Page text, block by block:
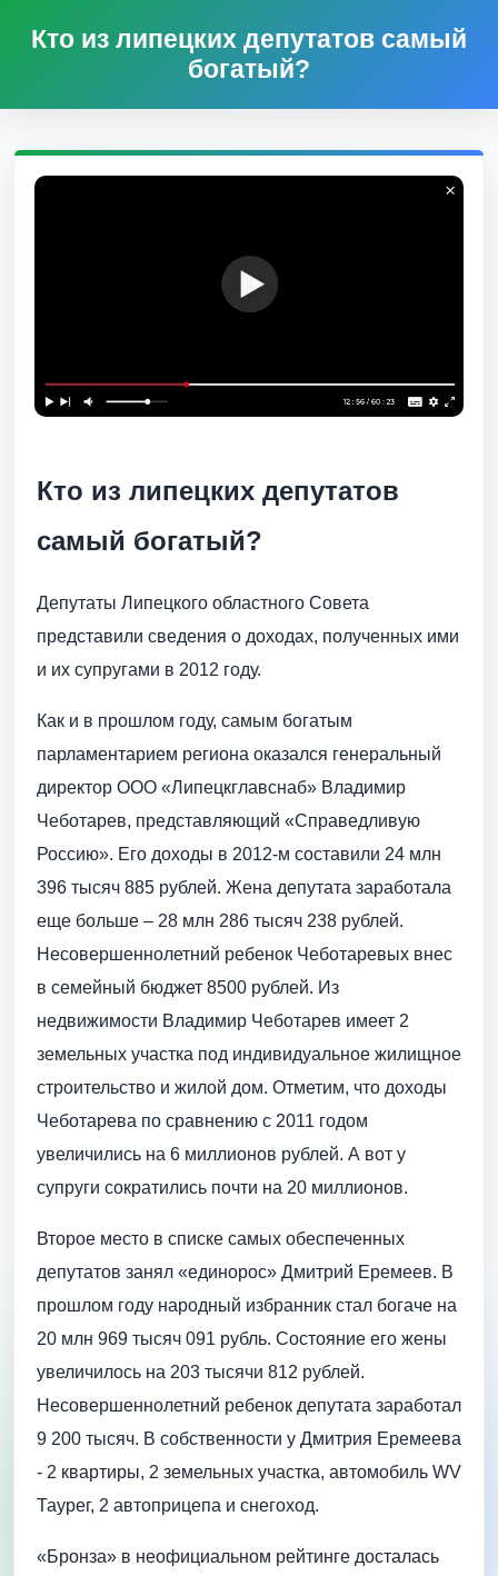
Кто из липецких депутатов самый
богатый?
Кто из липецких депутатов
самый богатый?
Депутаты Липецкого областного Совета
представили сведения о доходах, полученных ими
и их супругами в 2012 году.
Как и в прошлом году, самым богатым
парламентарием региона оказался генеральный
директор ООО «Липецкглавснаб» Владимир
Чеботарев, представляющий «Справедливую
Россию». Его доходы в 2012-м составили 24 млн
396 тысяч 885 рублей. Жена депутата заработала
еще больше – 28 млн 286 тысяч 238 рублей.
Несовершеннолетний ребенок Чеботаревых внес
в семейный бюджет 8500 рублей. Из
недвижимости Владимир Чеботарев имеет 2
земельных участка под индивидуальное жилищное
строительство и жилой дом. Отметим, что доходы
Чеботарева по сравнению с 2011 годом
увеличились на 6 миллионов рублей. А вот у
супруги сократились почти на 20 миллионов.
Второе место в списке самых обеспеченных
депутатов занял «единорос» Дмитрий Еремеев. В
прошлом году народный избранник стал богаче на
20 млн 969 тысяч 091 рубль. Состояние его жены
увеличилось на 203 тысячи 812 рублей.
Несовершеннолетний ребенок депутата заработал
9 200 тысяч. В собственности у Дмитрия Еремеева
- 2 квартиры, 2 земельных участка, автомобиль WV
Таурег, 2 автоприцепа и снегоход.
«Бронза» в неофициальном рейтинге досталась